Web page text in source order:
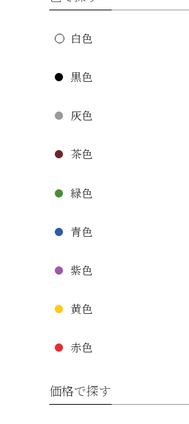
白色
黒色
灰色
茶色
緑色
青色
紫色
黄色
赤色
価格で探す